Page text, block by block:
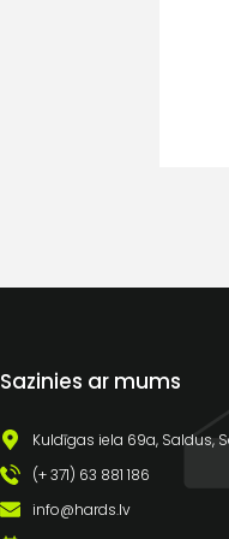
Sazinies ar mums
Kuldīgas iela 69a, Saldus,
(+ 371) 63 881 186
info@hards.lv